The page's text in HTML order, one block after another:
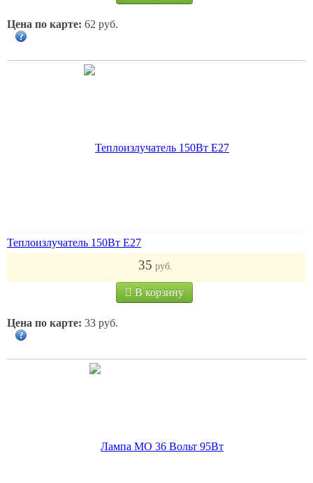
Цена по карте: 62 руб.
Теплоизлучатель 150Вт Е27
35 руб.
В корзину
Цена по карте: 33 руб.